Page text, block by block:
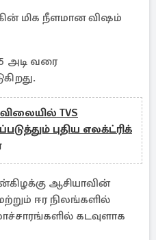
மிக நீளமான விஷம்
அடி வரை
TVS
புதிய எலக்ட்ரிக்
ஆசியாவின்
ஈர நிலங்களில்
கடவுளாக